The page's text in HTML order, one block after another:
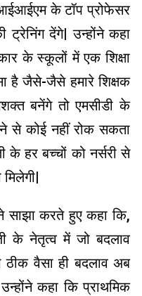
के टॉप प्रोफेसर
देंगे| उन्होंने कहा
के स्कूलों में एक शिक्षा
है जैसे-जैसे हमारे शिक्षक
बनेंगे तो एमसीडी के
से कोई नहीं रोक सकता
हर बच्चों को नर्सरी से
साझा करते हुए कहा कि,
के नेतृत्व में जो बदलाव
वैसा ही बदलाव अब
कहा कि प्राथमिक